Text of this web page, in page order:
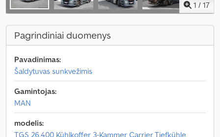
1 / 17
Pagrindiniai duomenys
Pavadinimas:
Šaldytuvas sunkvežimis
Gamintojas:
MAN
modelis:
TGS 26.400 Kühlkoffer 3-Kammer Carrier Tiefkühle